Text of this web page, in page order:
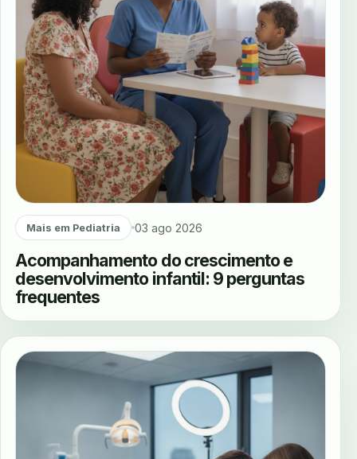
Mais em Pediatria 03 ago 2026
Acompanhamento do crescimento e
desenvolvimento infantil: 9 perguntas
frequentes